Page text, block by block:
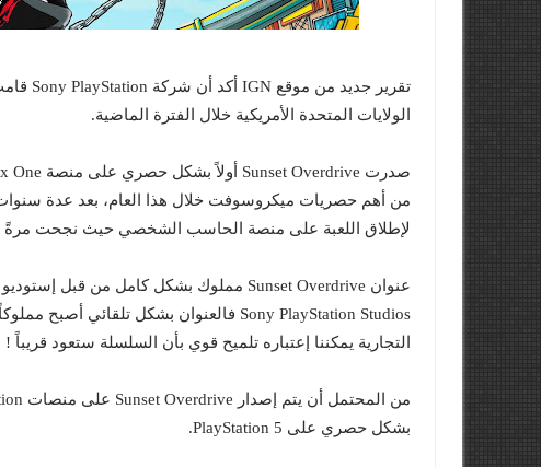
الولايات المتحدة الأمريكية خلال الفترة الماضية.
لإطلاق اللعبة على منصة الحاسب الشخصي حيث نجحت مرةً
التجارية يمكننا إعتباره تلميح قوي بأن السلسلة ستعود قريباً !
بشكل حصري على PlayStation 5.